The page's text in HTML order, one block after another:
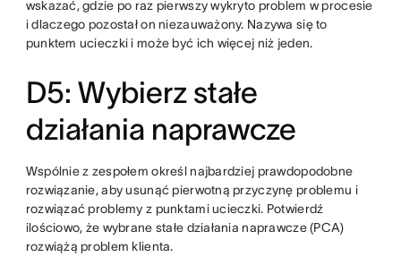
wskazać, gdzie po raz pierwszy wykryto problem w procesie
i dlaczego pozostał on niezauważony. Nazywa się to
punktem ucieczki i może być ich więcej niż jeden.
D5: Wybierz stałe
działania naprawcze
Wspólnie z zespołem określ najbardziej prawdopodobne
rozwiązanie, aby usunąć pierwotną przyczynę problemu i
rozwiązać problemy z punktami ucieczki. Potwierdź
ilościowo, że wybrane stałe działania naprawcze (PCA)
rozwiążą problem klienta.